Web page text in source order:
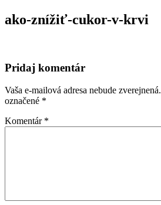
ako-znížiť-cukor-v-krvi
Pridaj komentár
Vaša e-mailová adresa nebude zverejnená.
označené *
Komentár *